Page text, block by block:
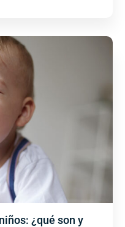
¿qué son y